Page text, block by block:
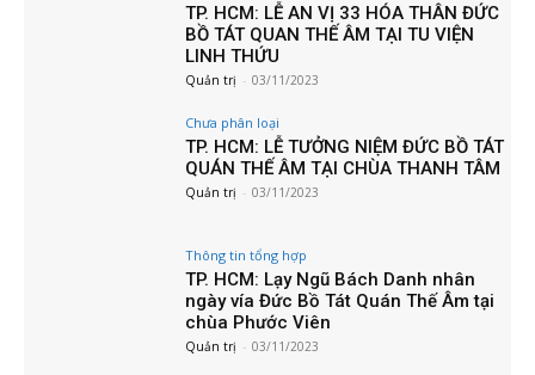
TP. HCM: LỄ AN VỊ 33 HÓA THÂN ĐỨC
BỒ TÁT QUAN THẾ ÂM TẠI TU VIỆN
LINH THỨU
Quản trị - 03/11/2023
Chưa phân loại
TP. HCM: LỄ TƯỞNG NIỆM ĐỨC BỒ TÁT
QUÁN THẾ ÂM TẠI CHÙA THANH TÂM
Quản trị - 03/11/2023
Thông tin tổng hợp
TP. HCM: Lạy Ngũ Bách Danh nhân
ngày vía Đức Bồ Tát Quán Thế Âm tại
chùa Phước Viên
Quản trị - 03/11/2023